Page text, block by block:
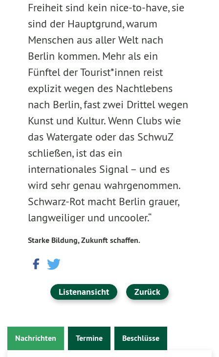
Freiheit sind kein nice-to-have, sie
sind der Hauptgrund, warum
Menschen aus aller Welt nach
Berlin kommen. Mehr als ein
Fünftel der Tourist*innen reist
explizit wegen des Nachtlebens
nach Berlin, fast zwei Drittel wegen
Kunst und Kultur. Wenn Clubs wie
das Watergate oder das SchwuZ
schließen, ist das ein
internationales Signal – und es
wird sehr genau wahrgenommen.
Schwarz-Rot macht Berlin grauer,
langweiliger und uncooler.“
Starke Bildung, Zukunft schaffen.
Listenansicht Zurück
Nachrichten Termine Beschlüsse